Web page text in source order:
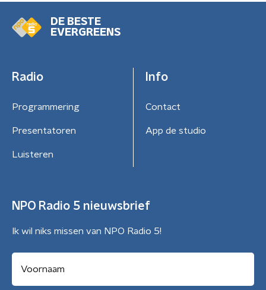
DE BESTE
EVERGREENS
Radio
Programmering
Presentatoren
Luisteren
Info
Contact
App de studio
NPO Radio 5 nieuwsbrief
Ik wil niks missen van NPO Radio 5!